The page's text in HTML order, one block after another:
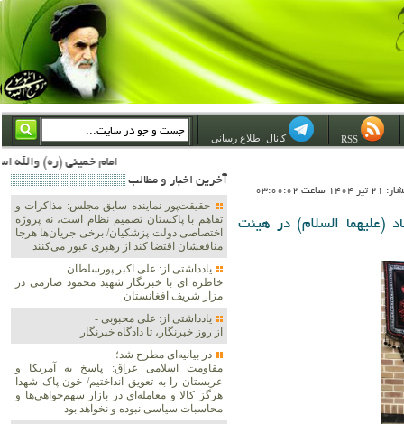
کانال اطلاع رسانی
امام خمینی (ره) والله اسلام تمامش سیاست است؛ ***** امام شهید: به گفتار امام و کردار امام اهتمام بورزید ***** امام خمینی(ره): ان شاء الله ما اندوه دلمان را در وقت مناسب با انتقام از امریکا و آل سعود برطرف خواهیم ساخت
03:00:02
(علیهما السلام) در هیئت
آخرين اخبار و مطالب
حقیقت‌پور نماینده سابق مجلس: مذاکرات و
تفاهم با پاکستان تصمیم نظام است، نه پروژه
اختصاصی دولت پزشکیان/ برخی جریان‌ها هرجا
منافعشان اقتضا کند از رهبری عبور می‌کنند
یادداشتی از: علی اکبر پورسلطان
خاطره ای با خبرنگار شهید محمود صارمی در
مزار شریف افغانستان
یادداشتی از: علی محبوبی -
از روز خبرنگار، تا دادگاه خبرنگار
در بیانیه‌ای مطرح شد؛
مقاومت اسلامی عراق: پاسخ به آمریکا و
عربستان را به تعویق انداختیم/ خون پاک شهدا
هرگز کالا و معامله‌ای در بازار سهم‌خواهی‌ها و
محاسبات سیاسی نبوده و نخواهد بود